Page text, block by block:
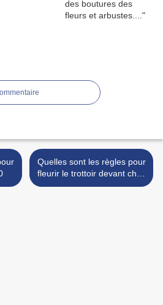
Quelles sont les règles pour
fleurir le trottoir devant chez
soi ? >